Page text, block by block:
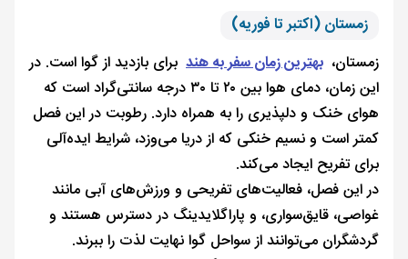
زمستان (اکتبر تا فوریه)
زمستان، بهترین زمان سفر به هند برای بازدید از گوا است. در
این زمان، دمای هوا بین ۲۰ تا ۳۰ درجه سانتی‌گراد است که
هوای خنک و دلپذیری را به همراه دارد. رطوبت در این فصل
کمتر است و نسیم خنکی که از دریا می‌وزد، شرایط ایده‌آلی
برای تفریح ایجاد می‌کند.
در این فصل، فعالیت‌های تفریحی و ورزش‌های آبی مانند
غواصی، قایق‌سواری، و پاراگلایدینگ در دسترس هستند و
گردشگران می‌توانند از سواحل گوا نهایت لذت را ببرند.